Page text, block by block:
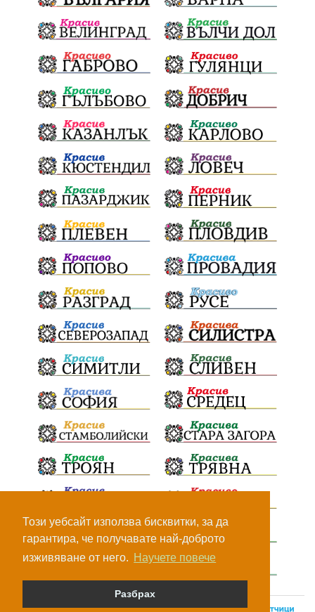
Този уебсайт използва бисквитки, за да
гарантира, че получавате най-доброто
изживяване от него. Научете повече
Разбрах